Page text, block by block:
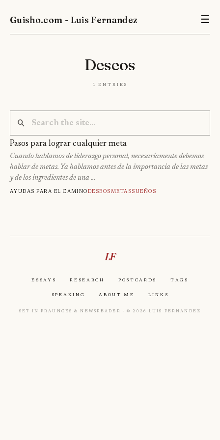
Guisho.com - Luis Fernandez ☰
Deseos
1 entries
Pasos para lograr cualquier meta
Cuando hablamos de liderazgo personal, necesariamente debemos
hablar de metas. Ya hablamos antes de la importancia de las metas
y de los ingredientes de una …
Ayudas para el caminoDeseosMetasSueños
LF
Essays Research Postcards Tags
Speaking About Me Links
Set in Fraunces & Newsreader · © 2026 Luis Fernandez